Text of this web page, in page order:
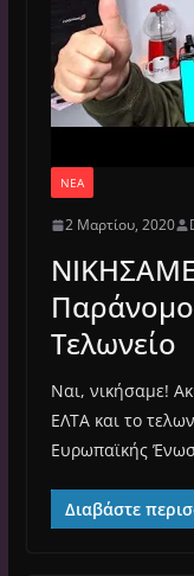
ΝΈΑ
2 Μαρτίου, 2020
Τελωνείο
Ναι, νικήσαμε!
ΕΛΤΑ και το
Ευρωπαϊκής
Διαβάστε